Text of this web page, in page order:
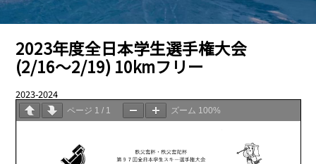
2023年度全日本学生選手権大会
(2/16〜2/19) 10kmフリー
2023-2024
ページ 1 / 1 ズーム 100%